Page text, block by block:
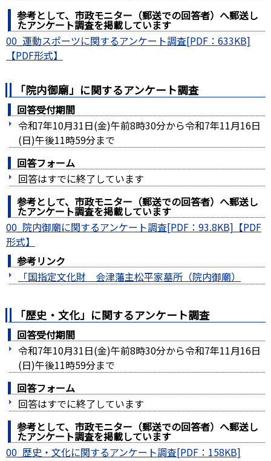
参考として、市政モニター（郵送での回答者）へ郵送し
たアンケート調査を掲載しています
00_運動スポーツに関するアンケート調査[PDF：633KB]
「院内御廟」に関するアンケート調査
回答受付期間
令和7年10月31日(金)午前8時30分から令和7年11月16日
(日)午後11時59分まで
回答フォーム
回答はすでに終了しています
参考として、市政モニター（郵送での回答者）へ郵送し
たアンケート調査を掲載しています
00_院内御廟に関するアンケート調査[PDF：93.8KB]
参考リンク
「国指定文化財 会津藩主松平家墓所（院内御廟）
「歴史・文化」に関するアンケート調査
回答受付期間
令和7年10月31日(金)午前8時30分から令和7年11月16日
(日)午後11時59分まで
回答フォーム
回答はすでに終了しています
参考として、市政モニター（郵送での回答者）へ郵送し
たアンケート調査を掲載しています
00_歴史・文化に関するアンケート調査[PDF：158KB]